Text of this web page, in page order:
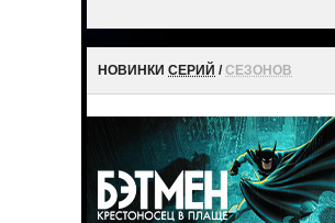
НОВИНКИ СЕРИЙ /СЕЗОНОВ